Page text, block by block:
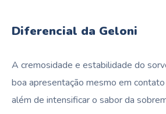
Diferencial da Geloni
A cremosidade e estabilidade do
boa apresentação mesmo em
além de intensificar o sabor da